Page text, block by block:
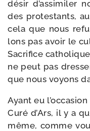
désir d’assimiler
des pro­tes­tants,
cela que nous
lons pas avoir le
Sacrifice
ne peut pas
que nous voyons
Ayant eu
Curé d’Ars, il y a
même, comme